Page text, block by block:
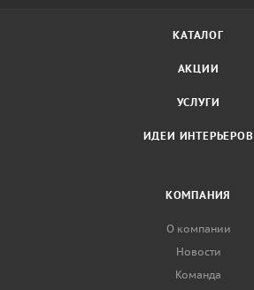
КАТАЛОГ
АКЦИИ
УСЛУГИ
ИДЕИ ИНТЕРЬЕРОВ
КОМПАНИЯ
О компании
Новости
Команда